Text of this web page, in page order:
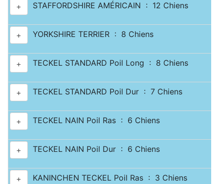
+ STAFFORDSHIRE AMÉRICAIN : 12 Chiens
+ YORKSHIRE TERRIER : 8 Chiens
+ TECKEL STANDARD Poil Long : 8 Chiens
+ TECKEL STANDARD Poil Dur : 7 Chiens
+ TECKEL NAIN Poil Ras : 6 Chiens
+ TECKEL NAIN Poil Dur : 6 Chiens
+ KANINCHEN TECKEL Poil Ras : 3 Chiens